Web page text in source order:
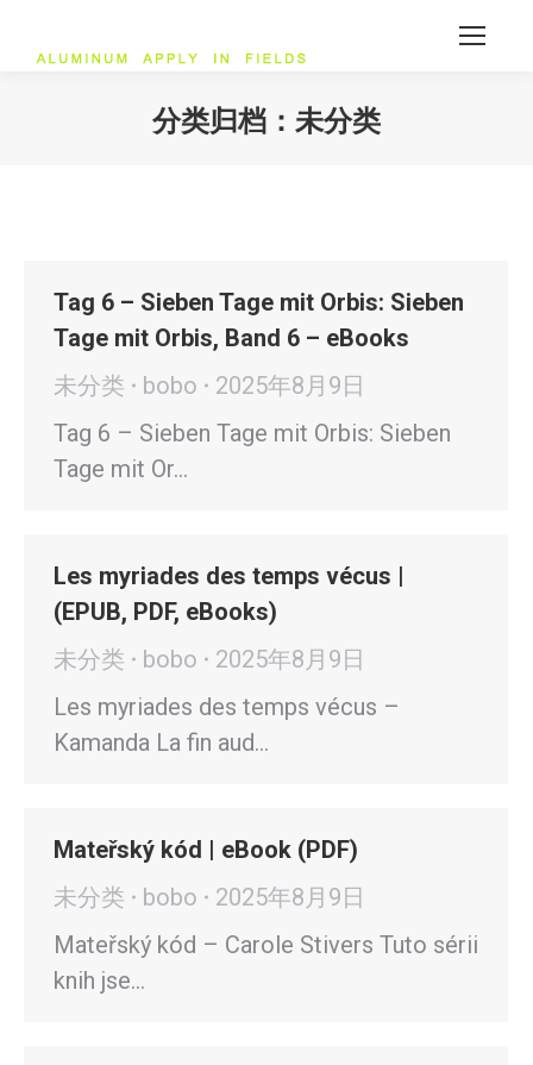
分类归档： 未分类
Tag 6 – Sieben Tage mit Orbis: Sieben
Tage mit Orbis, Band 6 – eBooks
未分类
bobo
2025年8月9日
Tag 6 – Sieben Tage mit Orbis: Sieben
Tage mit Or…
Les myriades des temps vécus |
(EPUB, PDF, eBooks)
未分类
bobo
2025年8月9日
Les myriades des temps vécus –
Kamanda La fin aud…
Mateřský kód | eBook (PDF)
未分类
bobo
2025年8月9日
Mateřský kód – Carole Stivers Tuto sérii
knih jse…